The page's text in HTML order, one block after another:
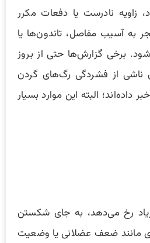
زاویه نادرست یا دفعات مکرر
به آسیب مفاصل، تاندون‌ها یا
برخی گزارش‌ها حتی از بروز
از فشردگی رگ‌های گردن
البته این موارد بسیار
رخ می‌دهد، به جای شکستن
مانند ضعف عضلانی یا وضعیت